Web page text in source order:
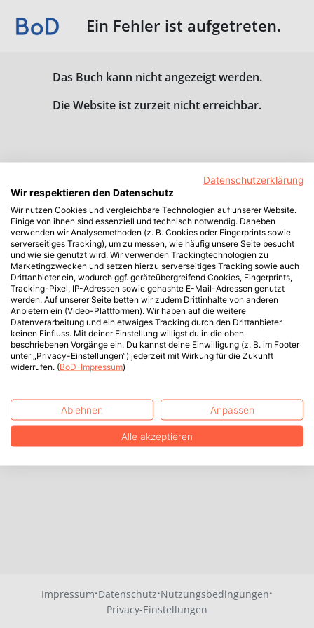
Ein Fehler ist aufgetreten.
Das Buch kann nicht angezeigt werden.
Die Website ist zurzeit nicht erreichbar.
Impressum·Datenschutz·Nutzungsbedingungen·
Privacy-Einstellungen
Datenschutzerklärung
Wir respektieren den Datenschutz
Wir nutzen Cookies und vergleichbare Technologien auf unserer Website.
Einige von ihnen sind essenziell und technisch notwendig. Daneben
verwenden wir Analysemethoden (z. B. Cookies oder Fingerprints sowie
serverseitiges Tracking), um zu messen, wie häufig unsere Seite besucht
und wie sie genutzt wird. Wir verwenden Trackingtechnologien zu
Marketingzwecken und setzen hierzu serverseitiges Tracking sowie auch
Drittanbieter ein, wodurch ggf. geräteübergreifend Cookies, Fingerprints,
Tracking-Pixel, IP-Adressen sowie gehashte E-Mail-Adressen genutzt
werden. Auf unserer Seite betten wir zudem Drittinhalte von anderen
Anbietern ein (Video-Plattformen). Wir haben auf die weitere
Datenverarbeitung und ein etwaiges Tracking durch den Drittanbieter
keinen Einfluss. Mit deiner Einstellung willigst du in die oben
beschriebenen Vorgänge ein. Du kannst deine Einwilligung (z. B. im Footer
unter „Privacy-Einstellungen“) jederzeit mit Wirkung für die Zukunft
widerrufen. (BoD-Impressum)
Ablehnen Anpassen
Alle akzeptieren